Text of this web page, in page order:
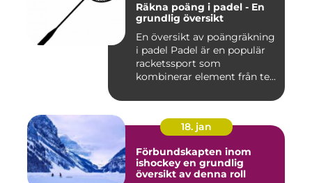
Räkna poäng i padel - En
grundlig översikt
En översikt av poängräkning
i padel Padel är en populär
racketssport som
kombinerar element från te...
18. jan
Förbundskapten inom
ishockey en grundlig
översikt av denna roll